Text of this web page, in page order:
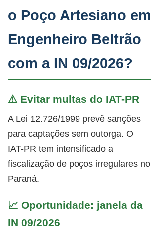
o Poço Artesiano em
Engenheiro Beltrão
com a IN 09/2026?
⚠️ Evitar multas do IAT-PR
A Lei 12.726/1999 prevê sanções
para captações sem outorga. O
IAT-PR tem intensificado a
fiscalização de poços irregulares no
Paraná.
📈 Oportunidade: janela da
IN 09/2026